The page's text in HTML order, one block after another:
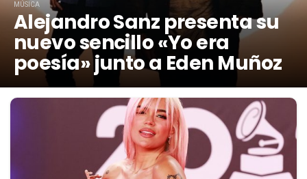
MÚSICA
Alejandro Sanz presenta su
nuevo sencillo «Yo era
poesía» junto a Eden Muñoz